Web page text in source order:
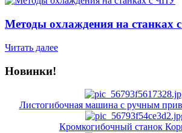
Методы охлаждения на станках
Читать далее
Новинки!
Листогибочная машина с ручным
Кромкогибочный станок